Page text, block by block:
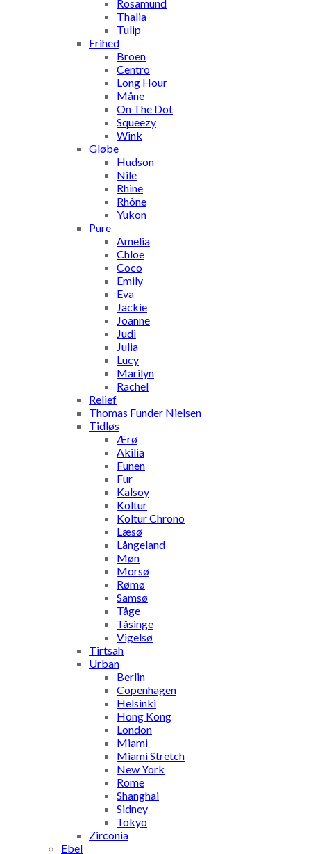
Rosamund
Thalia
Tulip
Frihed
Broen
Centro
Long Hour
Måne
On The Dot
Squeezy
Wink
Gløbe
Hudson
Nile
Rhine
Rhône
Yukon
Pure
Amelia
Chloe
Coco
Emily
Eva
Jackie
Joanne
Judi
Julia
Lucy
Marilyn
Rachel
Relief
Thomas Funder Nielsen
Tidløs
Ærø
Akilia
Funen
Fur
Kalsoy
Koltur
Koltur Chrono
Læsø
Långeland
Møn
Morsø
Rømø
Samsø
Tåge
Tåsinge
Vigelsø
Tirtsah
Urban
Berlin
Copenhagen
Helsinki
Hong Kong
London
Miami
Miami Stretch
New York
Rome
Shanghai
Sidney
Tokyo
Zirconia
Ebel